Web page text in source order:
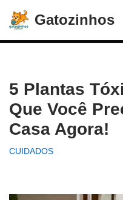
Avançar
Gatozinhos
5 Plantas
Que Você
Casa Agora!
CUIDADOS